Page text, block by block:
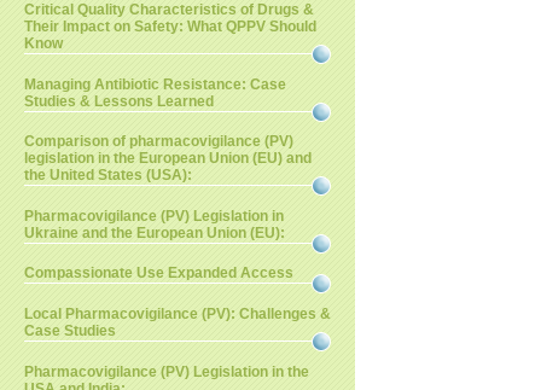
Critical Quality Characteristics of Drugs &
Their Impact on Safety: What QPPV Should
Know
Managing Antibiotic Resistance: Case
Studies & Lessons Learned
Comparison of pharmacovigilance (PV)
legislation in the European Union (EU) and
the United States (USA):
Pharmacovigilance (PV) Legislation in
Ukraine and the European Union (EU):
Compassionate Use Expanded Access
Local Pharmacovigilance (PV): Challenges &
Case Studies
Pharmacovigilance (PV) Legislation in the